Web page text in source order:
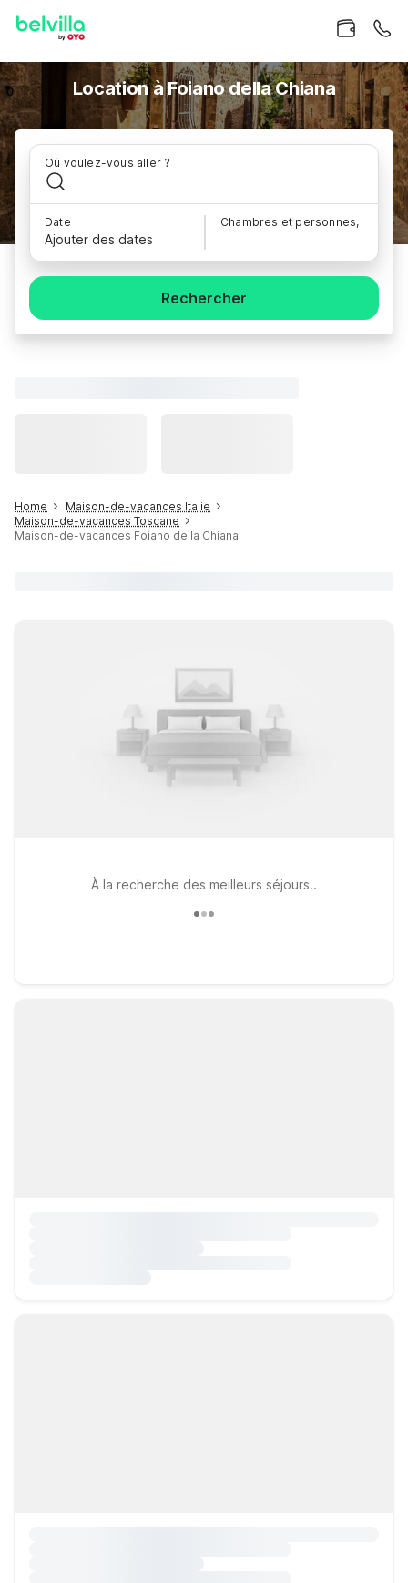
Location à Foiano della Chiana
Où voulez-vous aller ?
Date
Ajouter des dates
Chambres et personnes,
Rechercher
Home
Maison-de-vacances Italie
Maison-de-vacances Toscane
Maison-de-vacances Foiano della Chiana
À la recherche des meilleurs séjours..